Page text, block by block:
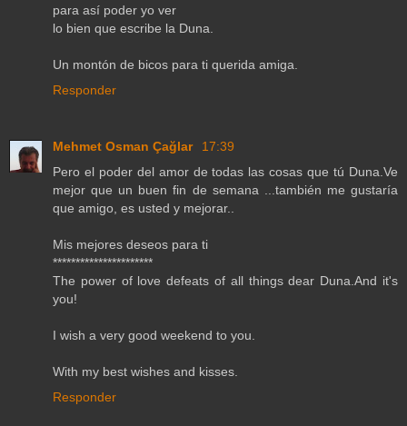
para así poder yo ver
lo bien que escribe la Duna.
Un montón de bicos para ti querida amiga.
Responder
Mehmet Osman Çağlar
17:39
Pero el poder del amor de todas las cosas que tú Duna.Ve
mejor que un buen fin de semana ...también me gustaría
que amigo, es usted y mejorar..
Mis mejores deseos para ti
**********************
The power of love defeats of all things dear Duna.And it's
you!
I wish a very good weekend to you.
With my best wishes and kisses.
Responder